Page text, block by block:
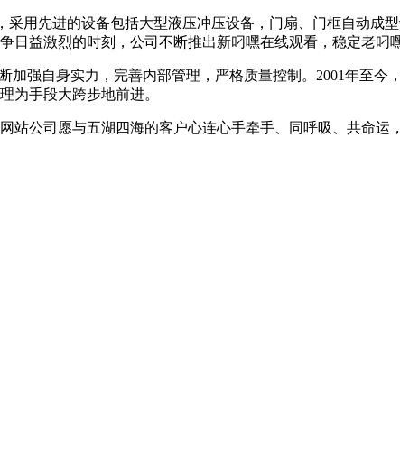
用先进的设备包括大型液压冲压设备，门扇、门框自动成
益激烈的时刻，公司不断推出新叼嘿在线观看，稳定老叼
加强自身实力，完善内部管理，严格质量控制。2001年至
为手段大跨步地前进。
公司愿与五湖四海的客户心连心手牵手、同呼吸、共命运